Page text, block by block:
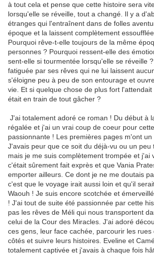
à tout cela et pense que cette histoire sera
lorsqu'elle se réveille, tout a changé. Il y a
étranges qui l'entraînent dans de folles
époque et la laissent complètement
Pourquoi rêve-t-elle toujours de la même
personnes ? Pourquoi ressent-elle des
sent-elle si tourmentée lorsqu'elle se réveille
fatiguée par ses rêves qui ne lui laissent
s'éloigne peu à peu de son entourage et
vie. Et si quelque chose de plus fort
était en train de tout gâcher ?
J'ai totalement adoré ce roman ! Du début à
régalée et j'ai un vrai coup de coeur pour
passionnante ! Les premières pages m'ont un
J'avais peur que ce soit du déjà-vu ou un peu
mais je me suis complètement trompée et j'ai
c'était sûrement fait exprès et que Vania
emporter ailleurs. Ce dont je ne me doutais
c'est que le voyage irait aussi loin et qu'il
Waouh ! Je suis encore scotchée et
! J'ai tout de suite été passionnée par cette
pas les rêves de Méli qui nous transportent
celui de la Cour des Miracles. J'ai adoré
ces gens, leur face cachée, parcourir les rues
côtés et suivre leurs histoires. Eveline et
totalement captivée et j'avais à chaque fois